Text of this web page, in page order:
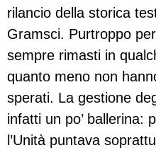
rilancio della storica
Gramsci. Purtroppo
sempre rimasti in
quanto meno non
sperati. La gestione
infatti un po’ ballerina:
l’Unità puntava